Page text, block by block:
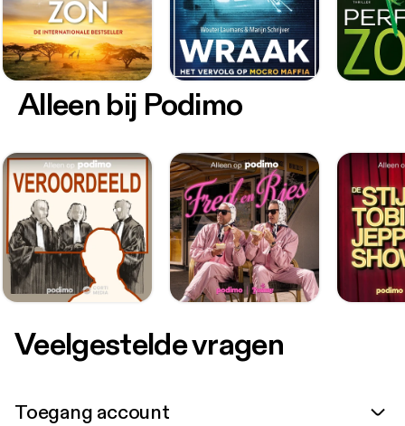
Alleen bij Podimo
Veelgestelde vragen
Toegang account